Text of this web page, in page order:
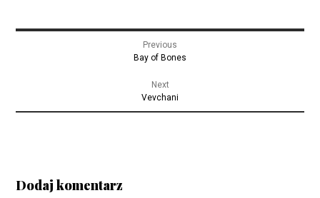
Previous
Previous
Bay of Bones
Next
Next
post:
Vevchani
Dodaj komentarz